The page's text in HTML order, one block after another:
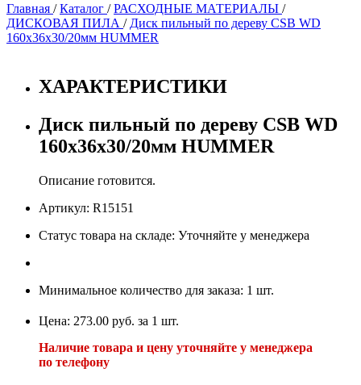
Главная /Каталог /РАСХОДНЫЕ МАТЕРИАЛЫ /
ДИСКОВАЯ ПИЛА / Диск пильный по дереву CSB WD
160х36х30/20мм HUMMER
ХАРАКТЕРИСТИКИ
Диск пильный по дереву CSB WD
160х36х30/20мм HUMMER
Описание готовится.
Артикул: R15151
Статус товара на складе: Уточняйте у менеджера
Минимальное количество для заказа: 1 шт.
Цена: 273.00 руб. за 1 шт.
Наличие товара и цену уточняйте у менеджера
по телефону